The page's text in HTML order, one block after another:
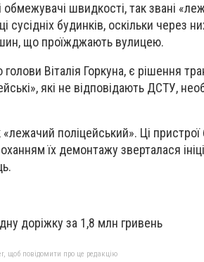
швидкості, так звані
сусідніх будинків, оскільки через
що проїжджають вулицею.
Віталія Горкуна, є рішення
які не відповідають ДСТУ,
поліцейський». Ці
їх демонтажу зверталася
доріжку за 1,8 млн гривень
щоб повідомити про це редакцію